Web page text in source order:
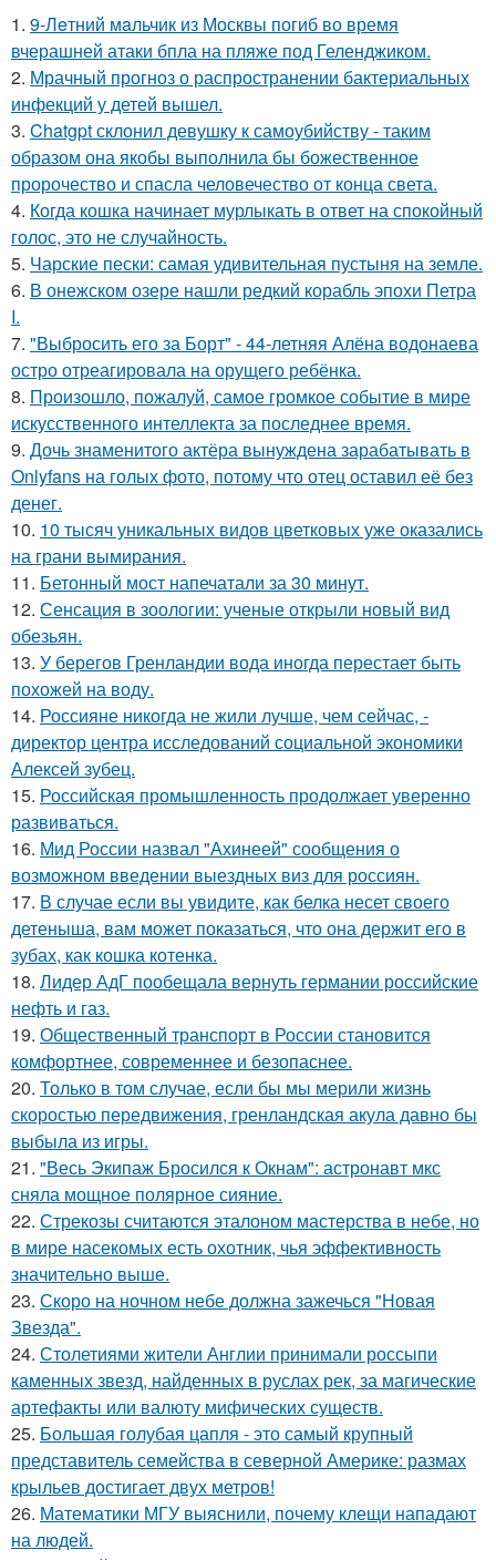
1. 9-Лeтний мaльчик из Москвы погиб во время
вчерашней атаки бпла на пляже под Геленджиком.
2. Мрачный прогноз о распространении бактериальных
инфекций у детей вышел.
3. Chatgpt склонил девушку к самоубийству - таким
образом она якобы выполнила бы божественное
пророчество и спасла человечество от конца света.
4. Когда кошка начинает мурлыкать в ответ на спокойный
голос, это не случайность.
5. Чарские пески: самая удивительная пустыня на земле.
6. В онежском озере нашли редкий корабль эпохи Петра
I.
7. "Выбросить его за Борт" - 44-летняя Алёна водонаева
остро отреагировала на орущего ребёнка.
8. Произошло, пожалуй, самое громкое событие в мире
искусственного интеллекта за последнее время.
9. Дочь знаменитого актёра вынуждена зарабатывать в
Onlyfans на голых фото, потому что отец оставил её без
денег.
10. 10 тысяч уникальных видов цветковых уже оказались
на грани вымирания.
11. Бетонный мост напечатали за 30 минут.
12. Сенсация в зоологии: ученые открыли новый вид
обезьян.
13. У берегов Гренландии вода иногда перестает быть
похожей на воду.
14. Россияне никогда не жили лучше, чем сейчас, -
директор центра исследований социальной экономики
Алексей зубец.
15. Российская промышленность продолжает уверенно
развиваться.
16. Мид России назвал "Ахинеей" сообщения о
возможном введении выездных виз для россиян.
17. В случае если вы увидите, как белка несет своего
детеныша, вам может показаться, что она держит его в
зубах, как кошка котенка.
18. Лидер АдГ пообещала вернуть германии российские
нефть и газ.
19. Общественный транспорт в России становится
комфортнее, современнее и безопаснее.
20. Только в том случае, если бы мы мерили жизнь
скоростью передвижения, гренландская акула давно бы
выбыла из игры.
21. "Весь Экипаж Бросился к Окнам": астронавт мкс
сняла мощное полярное сияние.
22. Стрекозы считаются эталоном мастерства в небе, но
в мире насекомых есть охотник, чья эффективность
значительно выше.
23. Скоро на ночном небе должна зажечься "Новая
Звезда".
24. Столетиями жители Англии принимали россыпи
каменных звезд, найденных в руслах рек, за магические
артефакты или валюту мифических существ.
25. Большая голубая цапля - это самый крупный
представитель семейства в северной Америке: размах
крыльев достигает двух метров!
26. Математики МГУ выяснили, почему клещи нападают
на людей.